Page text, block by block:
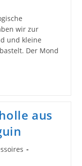
wir zur
und kleine
Der Mond
aus